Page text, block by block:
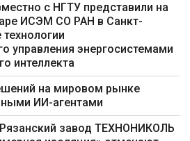
с НГТУ представили на
ИСЭМ СО РАН в Санкт-
технологии
управления энергосистемами
интеллекта
на мировом рынке
ИИ-агентами
Рязанский завод ТЕХНОНИКОЛЬ